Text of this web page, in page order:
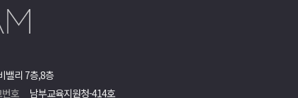
밸리 7층,8층
호 남부교육지원청-414호